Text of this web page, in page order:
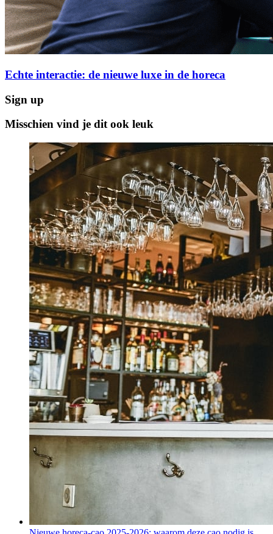
Echte interactie: de nieuwe luxe in de horeca
Sign up
Misschien vind je dit ook leuk